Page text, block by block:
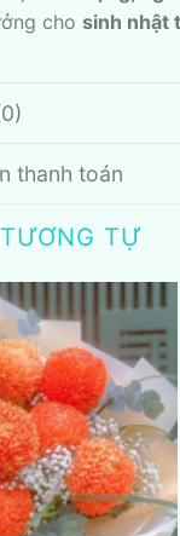
chosinh nhật
thanh toán
TỰ